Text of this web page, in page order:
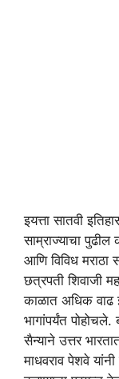
इयत्ता सातवी
साम्राज्याचा पुढील
आणि विविध मराठा
छत्रपती शिवाजी
काळात अधिक वाढ
भागांपर्यंत पोहोचले.
सैन्याने उत्तर
माधवराव पेशवे